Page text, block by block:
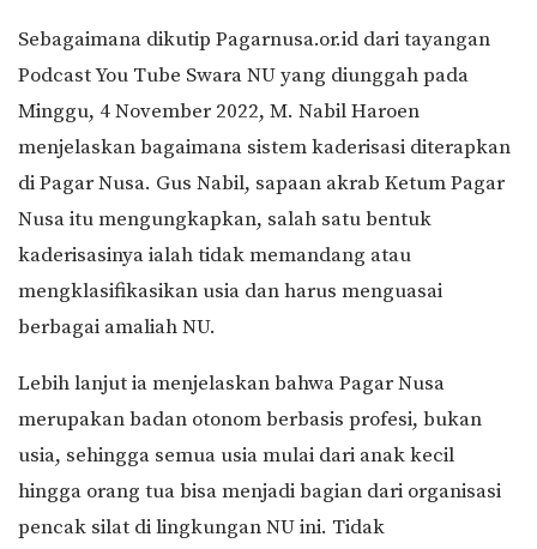
Sebagaimana dikutip Pagarnusa.or.id dari tayangan
Podcast You Tube Swara NU yang diunggah pada
Minggu, 4 November 2022, M. Nabil Haroen
menjelaskan bagaimana sistem kaderisasi diterapkan
di Pagar Nusa. Gus Nabil, sapaan akrab Ketum Pagar
Nusa itu mengungkapkan, salah satu bentuk
kaderisasinya ialah tidak memandang atau
mengklasifikasikan usia dan harus menguasai
berbagai amaliah NU.
Lebih lanjut ia menjelaskan bahwa Pagar Nusa
merupakan badan otonom berbasis profesi, bukan
usia, sehingga semua usia mulai dari anak kecil
hingga orang tua bisa menjadi bagian dari organisasi
pencak silat di lingkungan NU ini. Tidak